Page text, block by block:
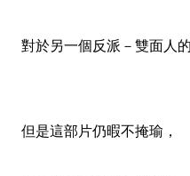
對於另一個反派－雙面人
但是這部片仍暇不掩瑜，